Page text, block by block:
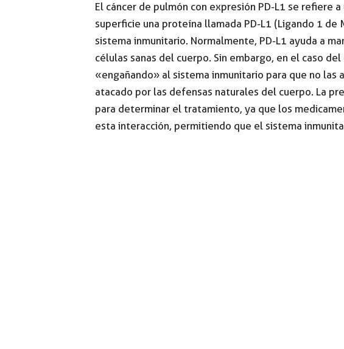
El cáncer de pulmón con expresión PD-L1 se refiere
superficie una proteína llamada PD-L1 (Ligando 1
sistema inmunitario. Normalmente, PD-L1 ayuda a
células sanas del cuerpo. Sin embargo, en el caso
«engañando» al sistema inmunitario para que no
atacado por las defensas naturales del cuerpo. La
para determinar el tratamiento, ya que los
esta interacción, permitiendo que el sistema